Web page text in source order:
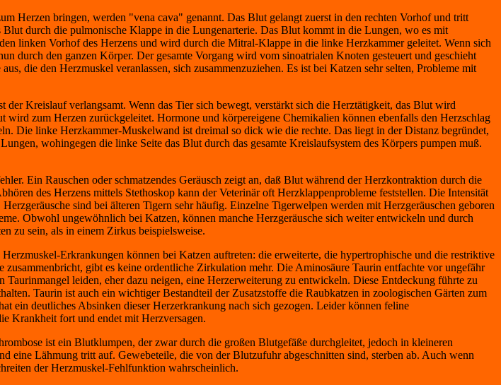
Herzen bringen, werden "vena cava" genannt. Das Blut gelangt zuerst in den rechten Vorhof und tritt
durch die pulmonische Klappe in die Lungenarterie. Das Blut kommt in die Lungen, wo es mit
linken Vorhof des Herzens und wird durch die Mitral-Klappe in die linke Herzkammer geleitet. Wenn sich
durch den ganzen Körper. Der gesamte Vorgang wird vom sinoatrialen Knoten gesteuert und geschieht
die den Herzmuskel veranlassen, sich zusammenzuziehen. Es ist bei Katzen sehr selten, Probleme mit
Kreislauf verlangsamt. Wenn das Tier sich bewegt, verstärkt sich die Herztätigkeit, das Blut wird
zum Herzen zurückgeleitet. Hormone und körpereigene Chemikalien können ebenfalls den Herzschlag
Die linke Herzkammer-Muskelwand ist dreimal so dick wie die rechte. Das liegt in der Distanz begründet,
wohingegen die linke Seite das Blut durch das gesamte Kreislaufsystem des Körpers pumpen muß.
Ein Rauschen oder schmatzendes Geräusch zeigt an, daß Blut während der Herzkontraktion durch die
des Herzens mittels Stethoskop kann der Veterinär oft Herzklappenprobleme feststellen. Die Intensität
sind bei älteren Tigern sehr häufig. Einzelne Tigerwelpen werden mit Herzgeräuschen geboren
Obwohl ungewöhnlich bei Katzen, können manche Herzgeräusche sich weiter entwickeln und durch
zu sein, als in einem Zirkus beispielsweise.
Erkrankungen können bei Katzen auftreten: die erweiterte, die hypertrophische und die restriktive
gibt es keine ordentliche Zirkulation mehr. Die Aminosäure Taurin entfachte vor ungefähr
leiden, eher dazu neigen, eine Herzerweiterung zu entwickeln. Diese Entdeckung führte zu
Taurin ist auch ein wichtiger Bestandteil der Zusatzstoffe die Raubkatzen in zoologischen Gärten zum
ein deutliches Absinken dieser Herzerkrankung nach sich gezogen. Leider können feline
Krankheit fort und endet mit Herzversagen.
ist ein Blutklumpen, der zwar durch die großen Blutgefäße durchgleitet, jedoch in kleineren
eine Lähmung tritt auf. Gewebeteile, die von der Blutzufuhr abgeschnitten sind, sterben ab. Auch wenn
der Herzmuskel-Fehlfunktion wahrscheinlich.